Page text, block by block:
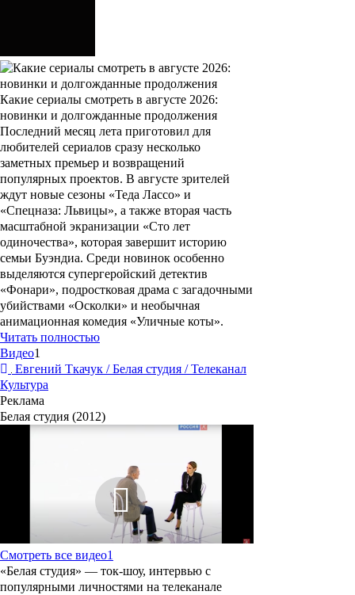
Какие сериалы смотреть в августе 2026:
новинки и долгожданные продолжения
Последний месяц лета приготовил для
любителей сериалов сразу несколько
заметных премьер и возвращений
популярных проектов. В августе зрителей
ждут новые сезоны «Теда Лассо» и
«Спецназа: Львицы», а также вторая часть
масштабной экранизации «Сто лет
одиночества», которая завершит историю
семьи Буэндиа. Среди новинок особенно
выделяются супергеройский детектив
«Фонари», подростковая драма с загадочными
убийствами «Осколки» и необычная
анимационная комедия «Уличные коты».
Читать полностью
Видео1
Евгений Ткачук / Белая студия / Телеканал
Культура
Реклама
Белая студия (2012)
Смотреть все видео1
«Белая студия» — ток-шоу, интервью с
популярными личностями на телеканале